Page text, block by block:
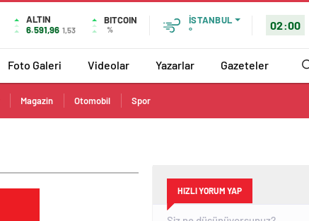
ALTIN
6.591,96 1,53
BITCOIN
%
İSTANBUL
°
02:00
Foto Galeri Videolar Yazarlar Gazeteler
Magazin Otomobil Spor
HIZLI YORUM YAP